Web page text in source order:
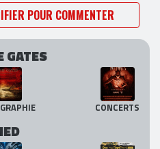
POUR COMMENTER
GATES
CONCERTS